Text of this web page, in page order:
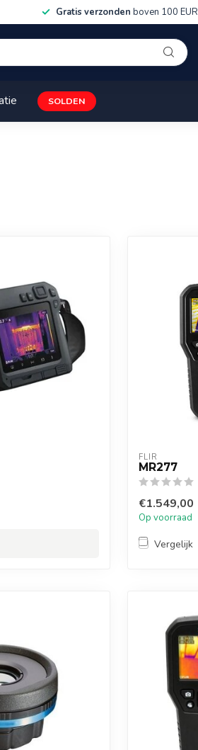
Gratis verzonden boven 100 EUR
SOLDEN
FLIR
MR277
€1.549,00
Op voorraad
Vergelijk